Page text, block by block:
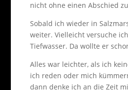
nicht ohne einen Abschied
Sobald ich wieder in
weiter. Vielleicht versuche
Tiefwasser. Da wollte er
Alles war leichter, als ich
ich reden oder mich
dann denke ich an die Zeit